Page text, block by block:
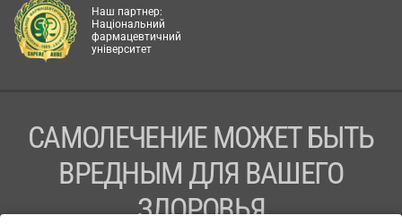
Наш партнер:
Національний
фармацевтичний
університет
САМОЛЕЧЕНИЕ МОЖЕТ БЫТЬ
ВРЕДНЫМ ДЛЯ ВАШЕГО
ЗДОРОВЬЯ